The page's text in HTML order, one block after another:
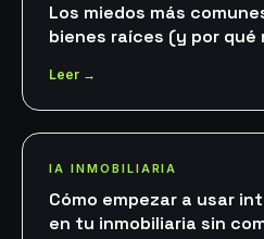
Los miedos más
bienes raíces (y por
Leer →
IA INMOBILIARIA
Cómo empezar a usar
en tu inmobiliaria sin